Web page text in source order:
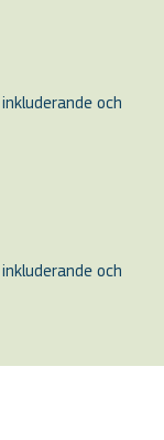
och
och